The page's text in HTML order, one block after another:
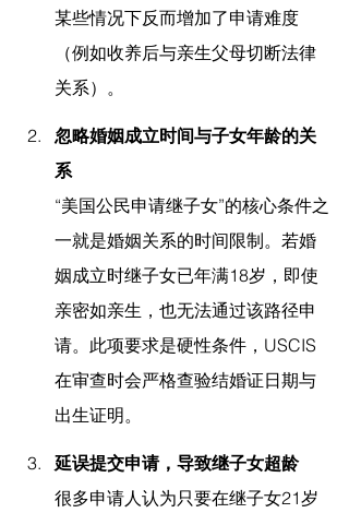
某些情况下反而增加了申请难度
（例如收养后与亲生父母切断法律
关系）。
忽略婚姻成立时间与子女年龄的关
系
“美国公民申请继子女”的核心条件之
一就是婚姻关系的时间限制。若婚
姻成立时继子女已年满18岁，即使
亲密如亲生，也无法通过该路径申
请。此项要求是硬性条件，USCIS
在审查时会严格查验结婚证日期与
出生证明。
延误提交申请，导致继子女超龄
很多申请人认为只要在继子女21岁